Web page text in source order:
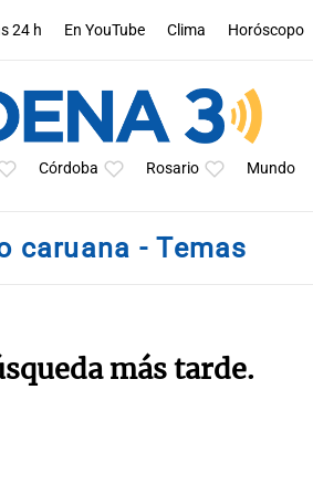
24 h En YouTube Clima Horóscopo
Córdoba Rosario Mundo
caruana - Temas
más tarde.